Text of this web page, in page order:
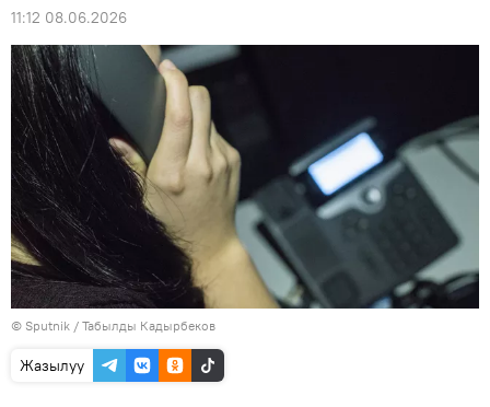
11:12 08.06.2026
© Sputnik / Табылды Кадырбеков
Жазылуу